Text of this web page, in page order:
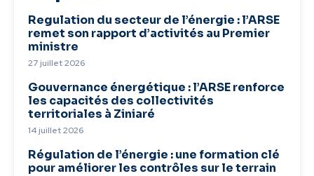
Regulation du secteur de l’énergie : l’ARSE
remet son rapport d’activités au Premier
ministre
27 juillet 2026
Gouvernance énergétique : l’ARSE renforce
les capacités des collectivités
territoriales à Ziniaré
14 juillet 2026
Régulation de l’énergie : une formation clé
pour améliorer les contrôles sur le terrain